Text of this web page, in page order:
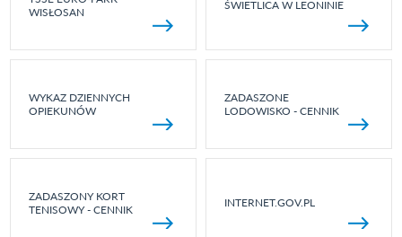
WISŁOSAN
ŚWIETLICA W LEONINIE
WYKAZ DZIENNYCH
OPIEKUNÓW
ZADASZONE
LODOWISKO - CENNIK
ZADASZONY KORT
TENISOWY - CENNIK
INTERNET.GOV.PL